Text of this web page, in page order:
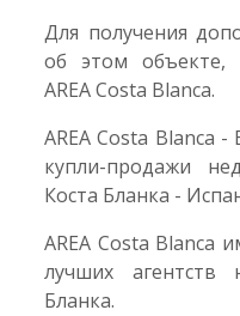
Для получения
об этом объекте,
AREA Costa Blanca.
AREA Costa Blanca
купли-продажи
Коста Бланка -
AREA Costa Blanca
лучших агентств
Бланка.